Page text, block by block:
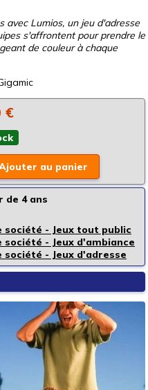
avec Lumios, un jeu d'adresse
s'affrontent pour prendre le
de couleur à chaque
€
au panier
de 4 ans
société - Jeux tout public
société - Jeux d'ambiance
société - Jeux d'adresse